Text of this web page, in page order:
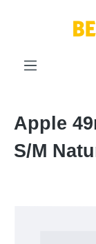
Apple
S/M